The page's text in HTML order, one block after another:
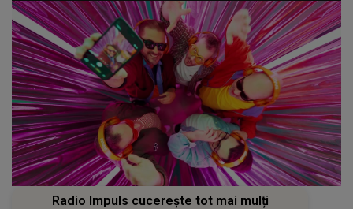
Radio Impuls cucerește tot mai mulți